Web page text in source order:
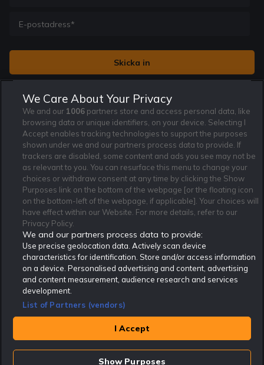
Jag vill få nyhetsbrev från Rekatochklart och jag är 18+. Regler
och villkor gäller. *
Rekatochklart.com är Sveriges ledande betting-community. 2017 nominerades
Rekatochklart som en av världens bästa spelinformations-sajter på spelbranschens egen
Oscarsgala EGR Awards.
Rekatochklart är oberoende och ej knutet till något specifikt spelbolag. Här hittar du
speltips, unika insättningsbonusar och erbjudanden från de största och mest seriösa
spelbolagen. En spelbok, spelskola, information om skador och avstängningar samt vårt
populära klotterplank.
Har du några frågor är du välkommen att
kontakta oss
Affiliate Modell
Om Rekatochklart
Kontakta oss
Redaktionen
Ansvarsfullt Spelande
F.A.Q
Nyhetsarkiv
Redaktionell policy
Cookie Policy
Användarvilkor
Integritetspolicy
Rekatochklart shop
We Care About Your Privacy
We and our 1006 partners store and access personal data, like
browsing data or unique identifiers, on your device. Selecting I
Accept enables tracking technologies to support the purposes
shown under we and our partners process data to provide. If
trackers are disabled, some content and ads you see may not be
as relevant to you. You can resurface this menu to change your
choices or withdraw consent at any time by clicking the Show
Purposes link on the bottom of the webpage [or the floating icon
on the bottom-left of the webpage, if applicable]. Your choices will
have effect within our Website. For more details, refer to our
Privacy Policy.
We and our partners process data to provide:
Use precise geolocation data. Actively scan device
characteristics for identification. Store and/or access information
on a device. Personalised advertising and content, advertising
and content measurement, audience research and services
development.
List of Partners (vendors)
I Accept
Show Purposes